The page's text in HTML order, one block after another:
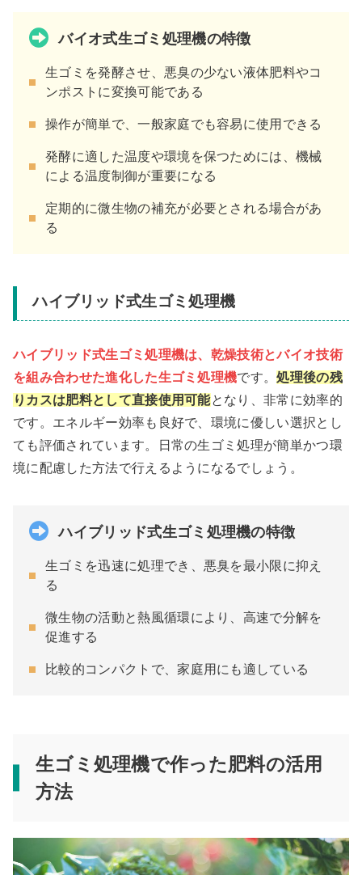
バイオ式生ゴミ処理機の特徴
生ゴミを発酵させ、悪臭の少ない液体肥料やコ
ンポストに変換可能である
操作が簡単で、一般家庭でも容易に使用できる
発酵に適した温度や環境を保つためには、機械
による温度制御が重要になる
定期的に微生物の補充が必要とされる場合があ
る
ハイブリッド式生ゴミ処理機
ハイブリッド式生ゴミ処理機は、乾燥技術とバイオ技術
を組み合わせた進化した生ゴミ処理機です。処理後の残
りカスは肥料として直接使用可能となり、非常に効率的
です。エネルギー効率も良好で、環境に優しい選択とし
ても評価されています。日常の生ゴミ処理が簡単かつ環
境に配慮した方法で行えるようになるでしょう。
ハイブリッド式生ゴミ処理機の特徴
生ゴミを迅速に処理でき、悪臭を最小限に抑え
る
微生物の活動と熱風循環により、高速で分解を
促進する
比較的コンパクトで、家庭用にも適している
生ゴミ処理機で作った肥料の活用
方法